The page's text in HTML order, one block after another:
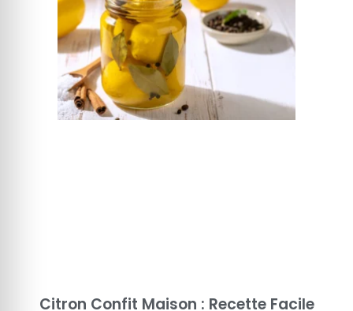
Citron Confit Maison : Recette Facile